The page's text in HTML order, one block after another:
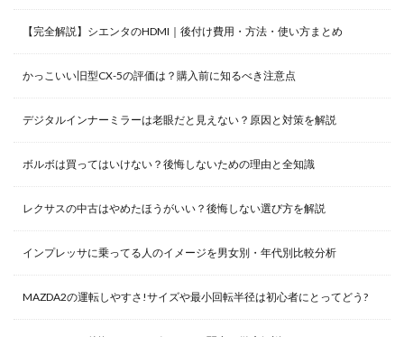
【完全解説】シエンタのHDMI｜後付け費用・方法・使い方まとめ
かっこいい旧型CX-5の評価は？購入前に知るべき注意点
デジタルインナーミラーは老眼だと見えない？原因と対策を解説
ボルボは買ってはいけない？後悔しないための理由と全知識
レクサスの中古はやめたほうがいい？後悔しない選び方を解説
インプレッサに乗ってる人のイメージを男女別・年代別比較分析
MAZDA2の運転しやすさ!サイズや最小回転半径は初心者にとってどう?